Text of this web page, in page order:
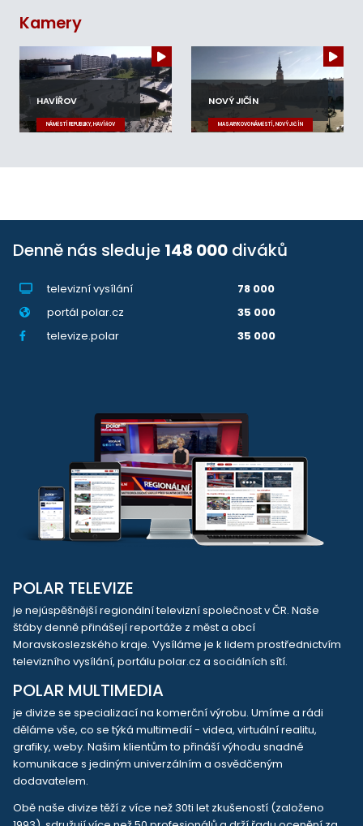
Kamery
HAVÍŘOV
NÁMĚSTÍ REPUBLIKY, HAVÍŘOV
NOVÝ JIČÍN
MASARYKOVO NÁMĚSTÍ, NOVÝ JIČÍN
Denně nás sleduje 148 000 diváků
televizní vysílání
78 000
portál polar.cz
35 000
televize.polar
35 000
POLAR TELEVIZE
je nejúspěšnější regionální televizní společnost v ČR. Naše
štáby denně přinášejí reportáže z měst a obcí
Moravskoslezského kraje. Vysíláme je k lidem prostřednictvím
televizního vysílání, portálu polar.cz a sociálních sítí.
POLAR MULTIMEDIA
je divize se specializací na komerční výrobu. Umíme a rádi
děláme vše, co se týká multimedií - videa, virtuální realitu,
grafiky, weby. Našim klientům to přináší výhodu snadné
komunikace s jediným univerzálním a osvědčeným
dodavatelem.
Obě naše divize těží z více než 30ti let zkušeností (založeno